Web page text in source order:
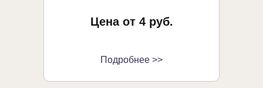
Цена от 4 руб.
Подробнее >>